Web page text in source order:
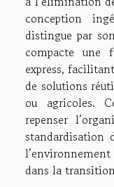
conception
distingue par
compacte
express,
de solutions
ou agricoles.
repenser
standardisation
dans la